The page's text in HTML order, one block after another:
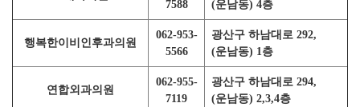
7588
(운남동) 4층
행복한이비인후과의원
062-953-
5566
광산구 하남대로 292,
(운남동) 1층
연합외과의원
062-955-
7119
광산구 하남대로 294,
(운남동) 2,3,4층